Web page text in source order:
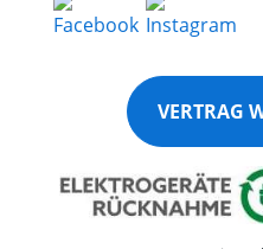
VERTRAG